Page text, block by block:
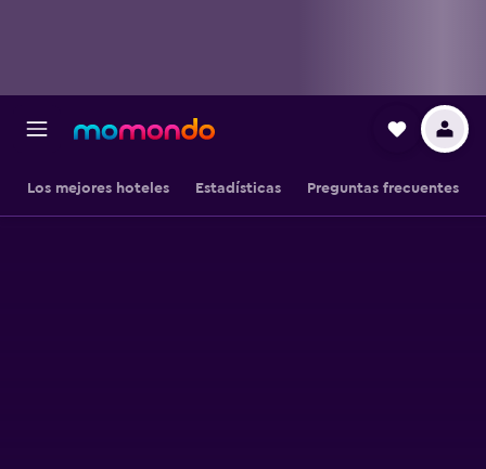
Los mejores hoteles Estadísticas Preguntas frecuentes